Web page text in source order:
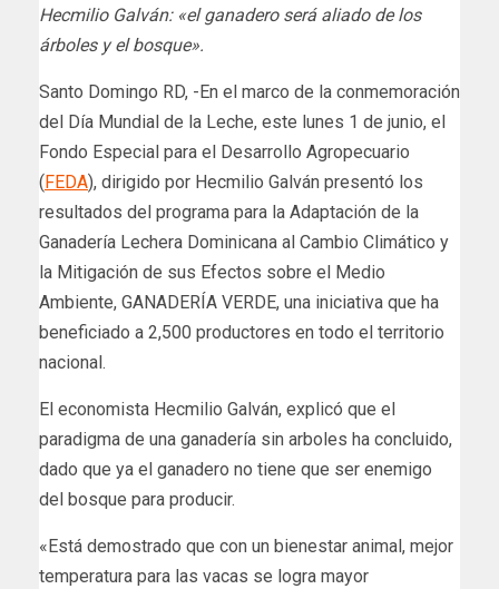
Hecmilio Galván: «el ganadero será aliado de los
árboles y el bosque».
Santo Domingo RD, -En el marco de la conmemoración
del Día Mundial de la Leche, este lunes 1 de junio, el
Fondo Especial para el Desarrollo Agropecuario
( FEDA), dirigido por Hecmilio Galván presentó los
resultados del programa para la Adaptación de la
Ganadería Lechera Dominicana al Cambio Climático y
la Mitigación de sus Efectos sobre el Medio
Ambiente, GANADERÍA VERDE, una iniciativa que ha
beneficiado a 2,500 productores en todo el territorio
nacional.
El economista Hecmilio Galván, explicó que el
paradigma de una ganadería sin arboles ha concluido,
dado que ya el ganadero no tiene que ser enemigo
del bosque para producir.
«Está demostrado que con un bienestar animal, mejor
temperatura para las vacas se logra mayor